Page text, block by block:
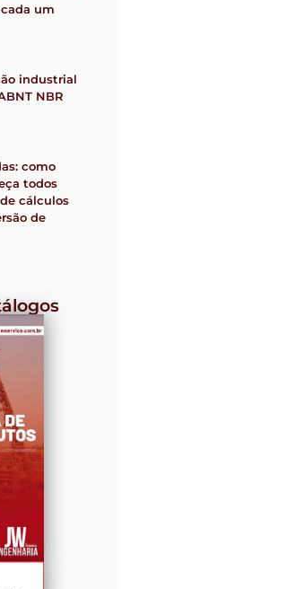
um
industrial
NBR
como
todos
cálculos
de